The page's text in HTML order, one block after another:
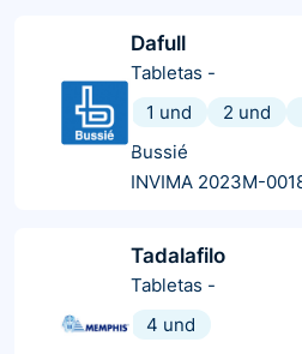
Dafull
Tabletas -
1 und
2 und
Bussié
INVIMA 2023M-
Tadalafilo
Tabletas -
4 und